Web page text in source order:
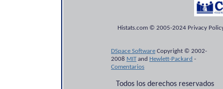
Histats.com © 2005-2024 Privacy
DSpace Software Copyright © 2002-
2008 MITand Hewlett-Packard -
Comentarios
Todos los derechos reservados